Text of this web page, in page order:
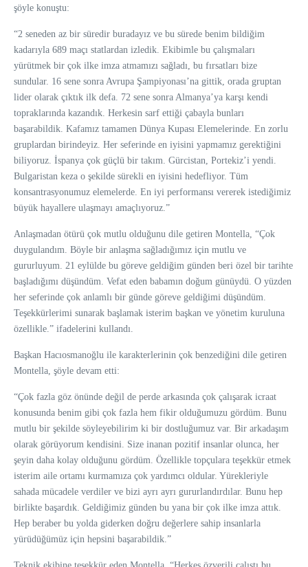
şöyle konuştu:
“2 seneden az bir süredir buradayız ve bu sürede benim bildiğim
kadarıyla 689 maçı statlardan izledik. Ekibimle bu çalışmaları
yürütmek bir çok ilke imza atmamızı sağladı, bu fırsatları bize
sundular. 16 sene sonra Avrupa Şampiyonası’na gittik, orada gruptan
lider olarak çıktık ilk defa. 72 sene sonra Almanya’ya karşı kendi
topraklarında kazandık. Herkesin sarf ettiği çabayla bunları
başarabildik. Kafamız tamamen Dünya Kupası Elemelerinde. En zorlu
gruplardan birindeyiz. Her seferinde en iyisini yapmamız gerektiğini
biliyoruz. İspanya çok güçlü bir takım. Gürcistan, Portekiz’i yendi.
Bulgaristan keza o şekilde sürekli en iyisini hedefliyor. Tüm
konsantrasyonumuz elemelerde. En iyi performansı vererek istediğimiz
büyük hayallere ulaşmayı amaçlıyoruz.”
Anlaşmadan ötürü çok mutlu olduğunu dile getiren Montella, “Çok
duygulandım. Böyle bir anlaşma sağladığımız için mutlu ve
gururluyum. 21 eylülde bu göreve geldiğim günden beri özel bir tarihte
başladığımı düşündüm. Vefat eden babamın doğum günüydü. O yüzden
her seferinde çok anlamlı bir günde göreve geldiğimi düşündüm.
Teşekkürlerimi sunarak başlamak isterim başkan ve yönetim kuruluna
özellikle.” ifadelerini kullandı.
Başkan Hacıosmanoğlu ile karakterlerinin çok benzediğini dile getiren
Montella, şöyle devam etti:
“Çok fazla göz önünde değil de perde arkasında çok çalışarak icraat
konusunda benim gibi çok fazla hem fikir olduğumuzu gördüm. Bunu
mutlu bir şekilde söyleyebilirim ki bir dostluğumuz var. Bir arkadaşım
olarak görüyorum kendisini. Size inanan pozitif insanlar olunca, her
şeyin daha kolay olduğunu gördüm. Özellikle topçulara teşekkür etmek
isterim aile ortamı kurmamıza çok yardımcı oldular. Yürekleriyle
sahada mücadele verdiler ve bizi ayrı ayrı gururlandırdılar. Bunu hep
birlikte başardık. Geldiğimiz günden bu yana bir çok ilke imza attık.
Hep beraber bu yolda giderken doğru değerlere sahip insanlarla
yürüdüğümüz için hepsini başarabildik.”
Teknik ekibine teşekkür eden Montella, “Herkes özverili çalıştı bu